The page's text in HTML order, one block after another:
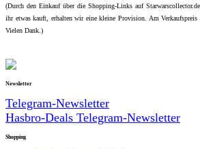
(Durch den Einkauf über die Shopping-Links auf
ihr etwas kauft, erhalten wir eine kleine Provision. Am Verkaufspreis
Vielen Dank.)
Newsletter
Telegram-Newsletter
Hasbro-Deals Telegram-Newsletter
Shopping